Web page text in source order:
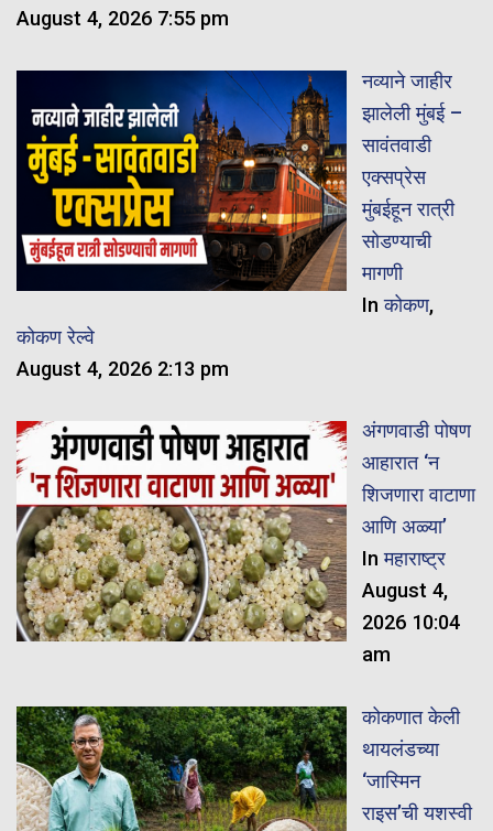
August 4, 2026 7:55 pm
नव्याने जाहीर
झालेली मुंबई –
सावंतवाडी
एक्सप्रेस
मुंबईहून रात्री
सोडण्याची
मागणी
Inकोकण,
कोकण रेल्वे
August 4, 2026 2:13 pm
अंगणवाडी पोषण
आहारात ‘न
शिजणारा वाटाणा
आणि अळ्या’
Inमहाराष्ट्र
August 4,
2026 10:04
am
कोकणात केली
थायलंडच्या
‘जास्मिन
राइस’ची यशस्वी